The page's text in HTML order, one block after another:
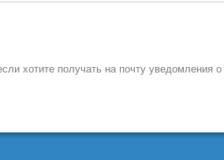
хотите получать на почту уведомления